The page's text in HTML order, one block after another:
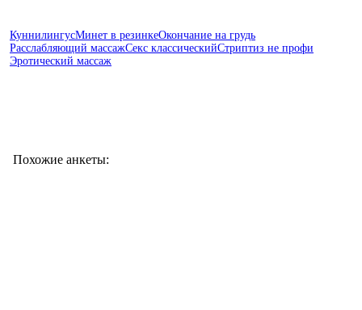
КуннилингусМинет в резинкеОкончание на грудь
Расслабляющий массажСекс классическийСтриптиз не профи
Эротический массаж
Похожие анкеты: